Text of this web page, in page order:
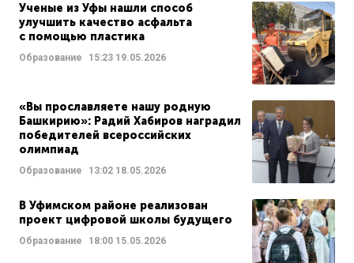
Ученые из Уфы нашли способ
улучшить качество асфальта
с помощью пластика
Образование 15:23 19.05.2026
«Вы прославляете нашу родную
Башкирию»: Радий Хабиров наградил
победителей всероссийских
олимпиад
Образование 13:02 18.05.2026
В Уфимском районе реализован
проект цифровой школы будущего
Образование 18:00 15.05.2026